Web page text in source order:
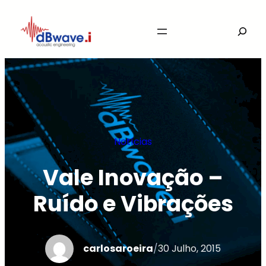
Saltar
para
conteúdo
Search
Notícias
Vale Inovação –
Ruído e Vibrações
carlosaroeira/30 Julho, 2015